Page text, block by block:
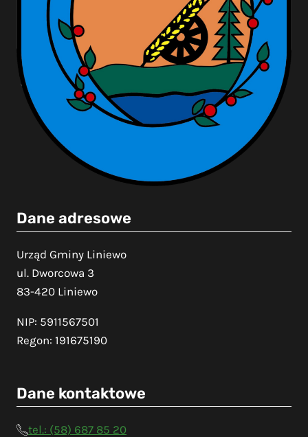
Dane adresowe
Urząd Gminy Liniewo
ul. Dworcowa 3
83-420 Liniewo
NIP: 5911567501
Regon: 191675190
Dane kontaktowe
tel.: (58) 687 85 20